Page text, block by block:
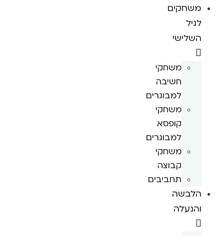
משחקים
לגיל
השלישי
משחקי
חשיבה
למבוגרים
משחקי
קופסא
למבוגרים
משחקי
קבוצה
תחביבים
הלבשה
והנעלה